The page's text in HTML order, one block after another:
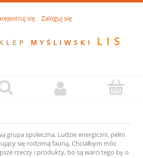
się Zaloguj się
społeczna. Ludzie energiczni, pełni
się rodzimą fauną. Chciałbym móc
rzeczy i produkty, bo są warci tego by o